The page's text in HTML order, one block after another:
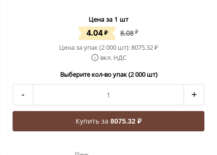
Цена за 1 шт
4.04₽ 8.08 ₽
Цена за упак (2 000 шт):8075.32₽
вкл. НДС
Выберите кол-во упак (2 000 шт)
- +
Купить за 8075.32 ₽